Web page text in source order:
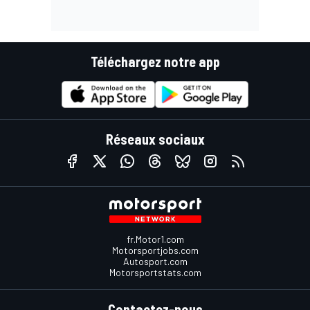
Téléchargez notre app
Réseaux sociaux
fr.Motor1.com
Motorsportjobs.com
Autosport.com
Motorsportstats.com